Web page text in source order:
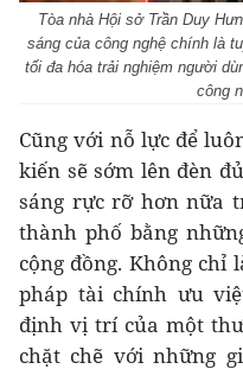
Tòa nhà Hội sở Trần Duy
sáng của công nghệ chính là
tối đa hóa trải nghiệm người
công
Cũng với nỗ lực để
kiến sẽ sớm lên đèn
sáng rực rỡ hơn nữa
thành phố bằng
cộng đồng. Không chỉ
pháp tài chính ưu
định vị trí của một
chặt chẽ với những